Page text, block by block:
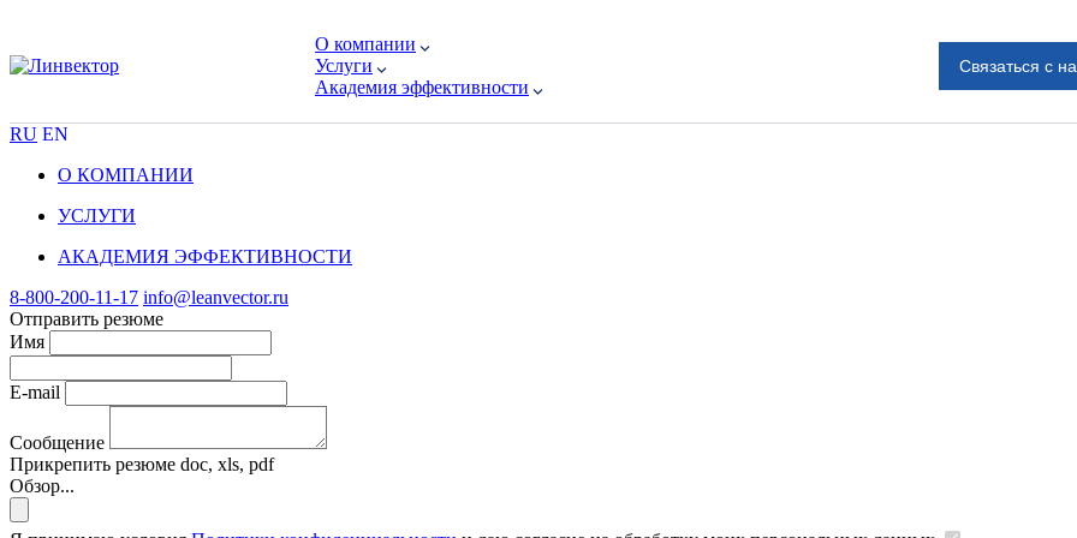
О компании
Услуги
Академия эффективности
Связаться с
RU EN
О КОМПАНИИ
УСЛУГИ
АКАДЕМИЯ ЭФФЕКТИВНОСТИ
8-800-200-11-17 info@leanvector.ru
Отправить резюме
Имя
E-mail
Сообщение
Прикрепить резюме doc, xls, pdf
Обзор...